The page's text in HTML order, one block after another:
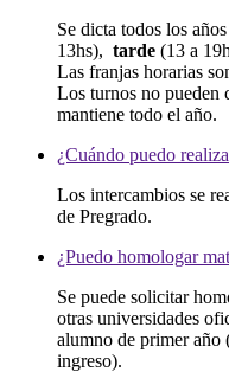
Se dicta todos los años
13hs), tarde (13 a
Las franjas horarias
Los turnos no pueden
mantiene todo el año.
¿Cuándo puedo
Los intercambios se
de Pregrado.
¿Puedo homologar
Se puede solicitar
otras universidades
alumno de primer año
ingreso).